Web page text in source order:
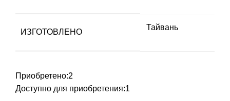
ИЗГОТОВЛЕНО
Тайвань
Приобретено:2
Доступно для приобретения:1